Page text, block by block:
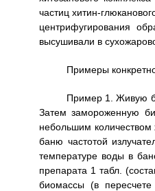
частиц хитин-
центрифугирования
высушивали в
Примеры
Пример 1. Живую
Затем замороженную
небольшим
баню частотой
температуре воды в
препарата 1 табл.
биомассы (в